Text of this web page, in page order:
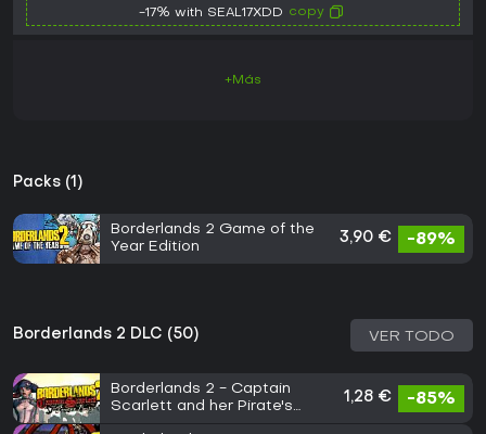
-17% with SEAL17XDD copy
+Más
Packs (1)
Borderlands 2 Game of the
Year Edition
3,90 € -89%
Borderlands 2 DLC (50) VER TODO
Borderlands 2 - Captain
Scarlett and her Pirate's
1,28 € -85%